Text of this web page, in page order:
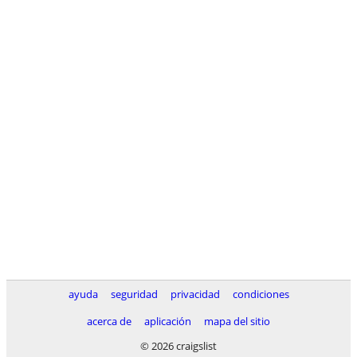
ayuda seguridad privacidad
condiciones
acerca de
aplicación
mapa del sitio
© 2026 craigslist